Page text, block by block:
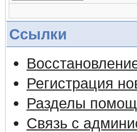
Ссылки
Регистрация
Разделы
Связь с